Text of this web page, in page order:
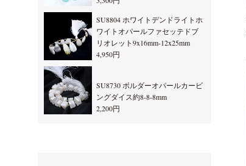
SU8804 ホワイトデンドライトホ
ワイトオパールファセッテドブ
リオレット9x16mm-12x25mm
4,950円
SU8730 ボルダーオパールカービ
ングダイス約8-8-8mm
2,200円